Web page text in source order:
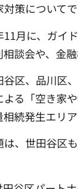
策についてで
11月に、ガイ
談会や、金
谷区、品川区
よる「空き家
続発生エリ
は、世田谷区